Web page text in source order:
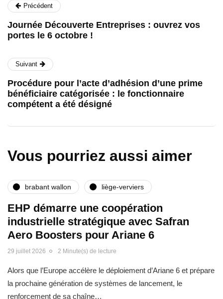
Précédent
Journée Découverte Entreprises : ouvrez vos
portes le 6 octobre !
Suivant
Procédure pour l’acte d’adhésion d’une prime
bénéficiaire catégorisée : le fonctionnaire
compétent a été désigné
Vous pourriez aussi aimer
brabant wallon liège-verviers
EHP démarre une coopération
industrielle stratégique avec Safran
Aero Boosters pour Ariane 6
29 juillet 2026 2 Minute(s) de lecture
Alors que l’Europe accélère le déploiement d’Ariane 6 et prépare
la prochaine génération de systèmes de lancement, le
renforcement de sa chaîne…